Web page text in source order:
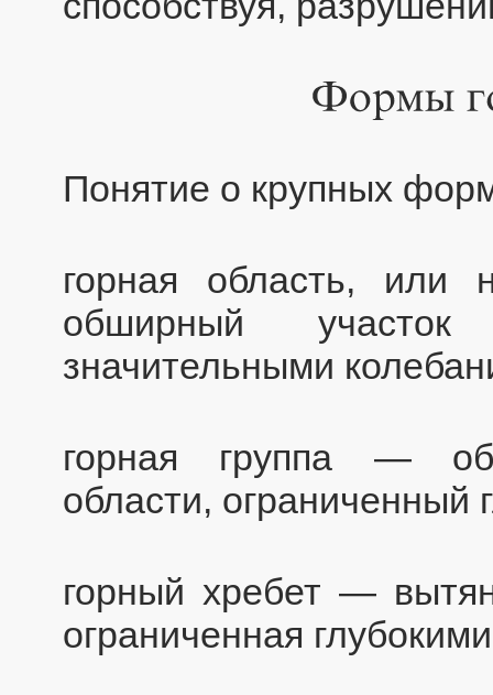
Понятие о крупных
горная область, или
обширный
значительными
горная группа —
области, ограниченный
горный хребет —
ограниченная